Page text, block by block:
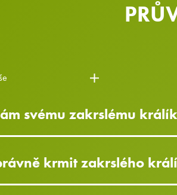
svému zakrslému
krmit zakrslého